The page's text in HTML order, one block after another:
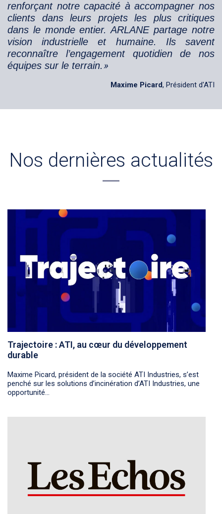
renforçant notre capacité à accompagner nos
clients dans leurs projets les plus critiques
dans le monde entier. ARLANE partage notre
vision industrielle et humaine. Ils savent
reconnaître l’engagement quotidien de nos
équipes sur le terrain.»
Maxime Picard, Président d'ATI
Nos dernières actualités
Trajectoire : ATI, au cœur du développement
durable
Maxime Picard, président de la société ATI Industries, s’est
penché sur les solutions d’incinération d’ATI Industries, une
opportunité...